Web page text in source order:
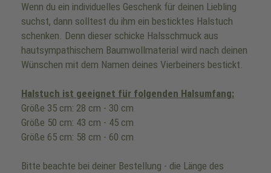
Wenn du ein individuelles Geschenk für deinen Liebling
suchst, dann solltest du ihm ein besticktes Halstuch
schenken. Denn dieser schicke Halsschmuck aus
hautsympathischem Baumwollmaterial wird nach deinen
Wünschen mit dem Namen deines Vierbeiners bestickt.
Halstuch ist geeignet für folgenden Halsumfang:
Größe 35 cm: 28 cm - 30 cm
Größe 50 cm: 43 cm - 45 cm
Größe 65 cm: 58 cm - 60 cm
Bitte beachte bei deiner Bestellung - die Länge des